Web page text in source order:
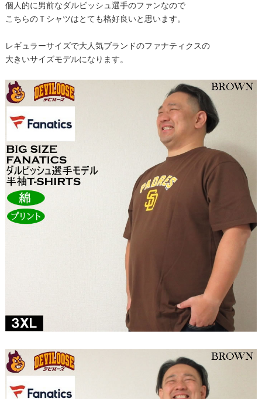
個人的に男前なダルビッシュ選手のファンなので
こちらのＴシャツはとても格好良いと思います。
レギュラーサイズで大人気ブランドのファナティクスの
大きいサイズモデルになります。